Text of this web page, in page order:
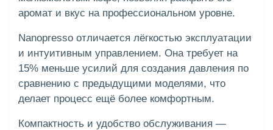
аромат и вкус на профессиональном уровне.
Nanopresso отличается лёгкостью эксплуатации
и интуитивным управлением. Она требует на
15% меньше усилий для создания давления по
сравнению с предыдущими моделями, что
делает процесс ещё более комфортным.
Компактность и удобство обслуживания —